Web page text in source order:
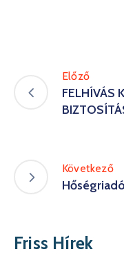
Előző
FELHÍVÁS
Következő
Hőségriadó
Friss Hírek